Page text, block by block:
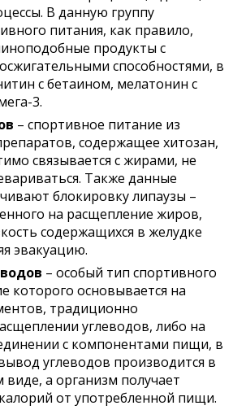
В данную группу
питания, как правило,
продукты с
способностями, в
с бетаином, мелатонин с
3.
– спортивное питание из
содержащее хитозан,
связывается с жирами, не
Также данные
блокировку липаузы –
на расщепление жиров,
содержащихся в желудке
эвакуацию.
– особый тип спортивного
которого основывается на
традиционно
углеводов, либо на
с компонентами пищи, в
углеводов производится в
а организм получает
от употребленной пищи.